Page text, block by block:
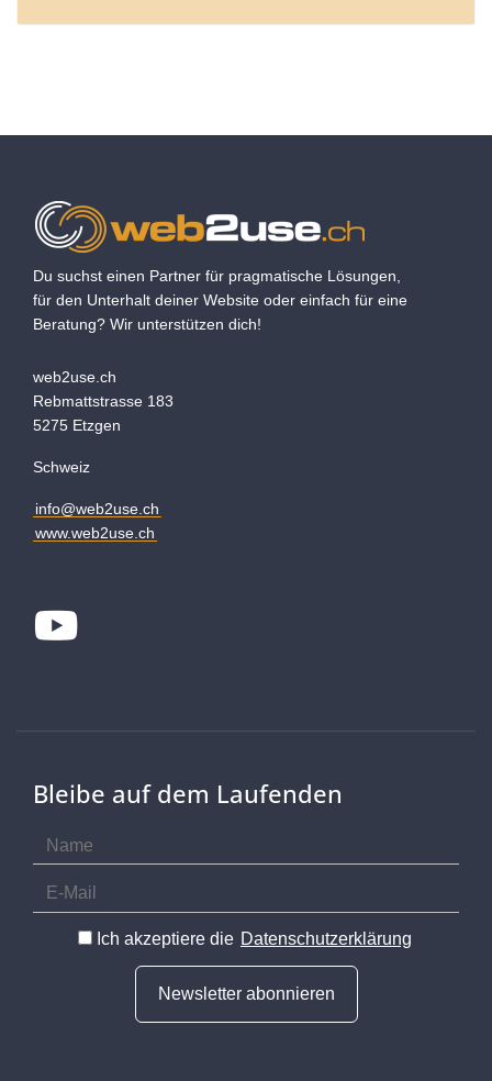
Du suchst einen Partner für pragmatische Lösungen,
für den Unterhalt deiner Website oder einfach für eine
Beratung? Wir unterstützen dich!
web2use.ch
Rebmattstrasse 183
5275 Etzgen
Schweiz
info@web2use.ch
www.web2use.ch
Youtube
Bleibe auf dem Laufenden
Ich akzeptiere die Datenschutzerklärung
Newsletter abonnieren